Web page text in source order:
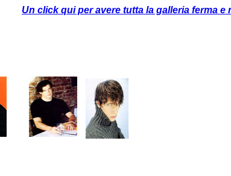
Un click qui per avere tutta la galleria ferma e